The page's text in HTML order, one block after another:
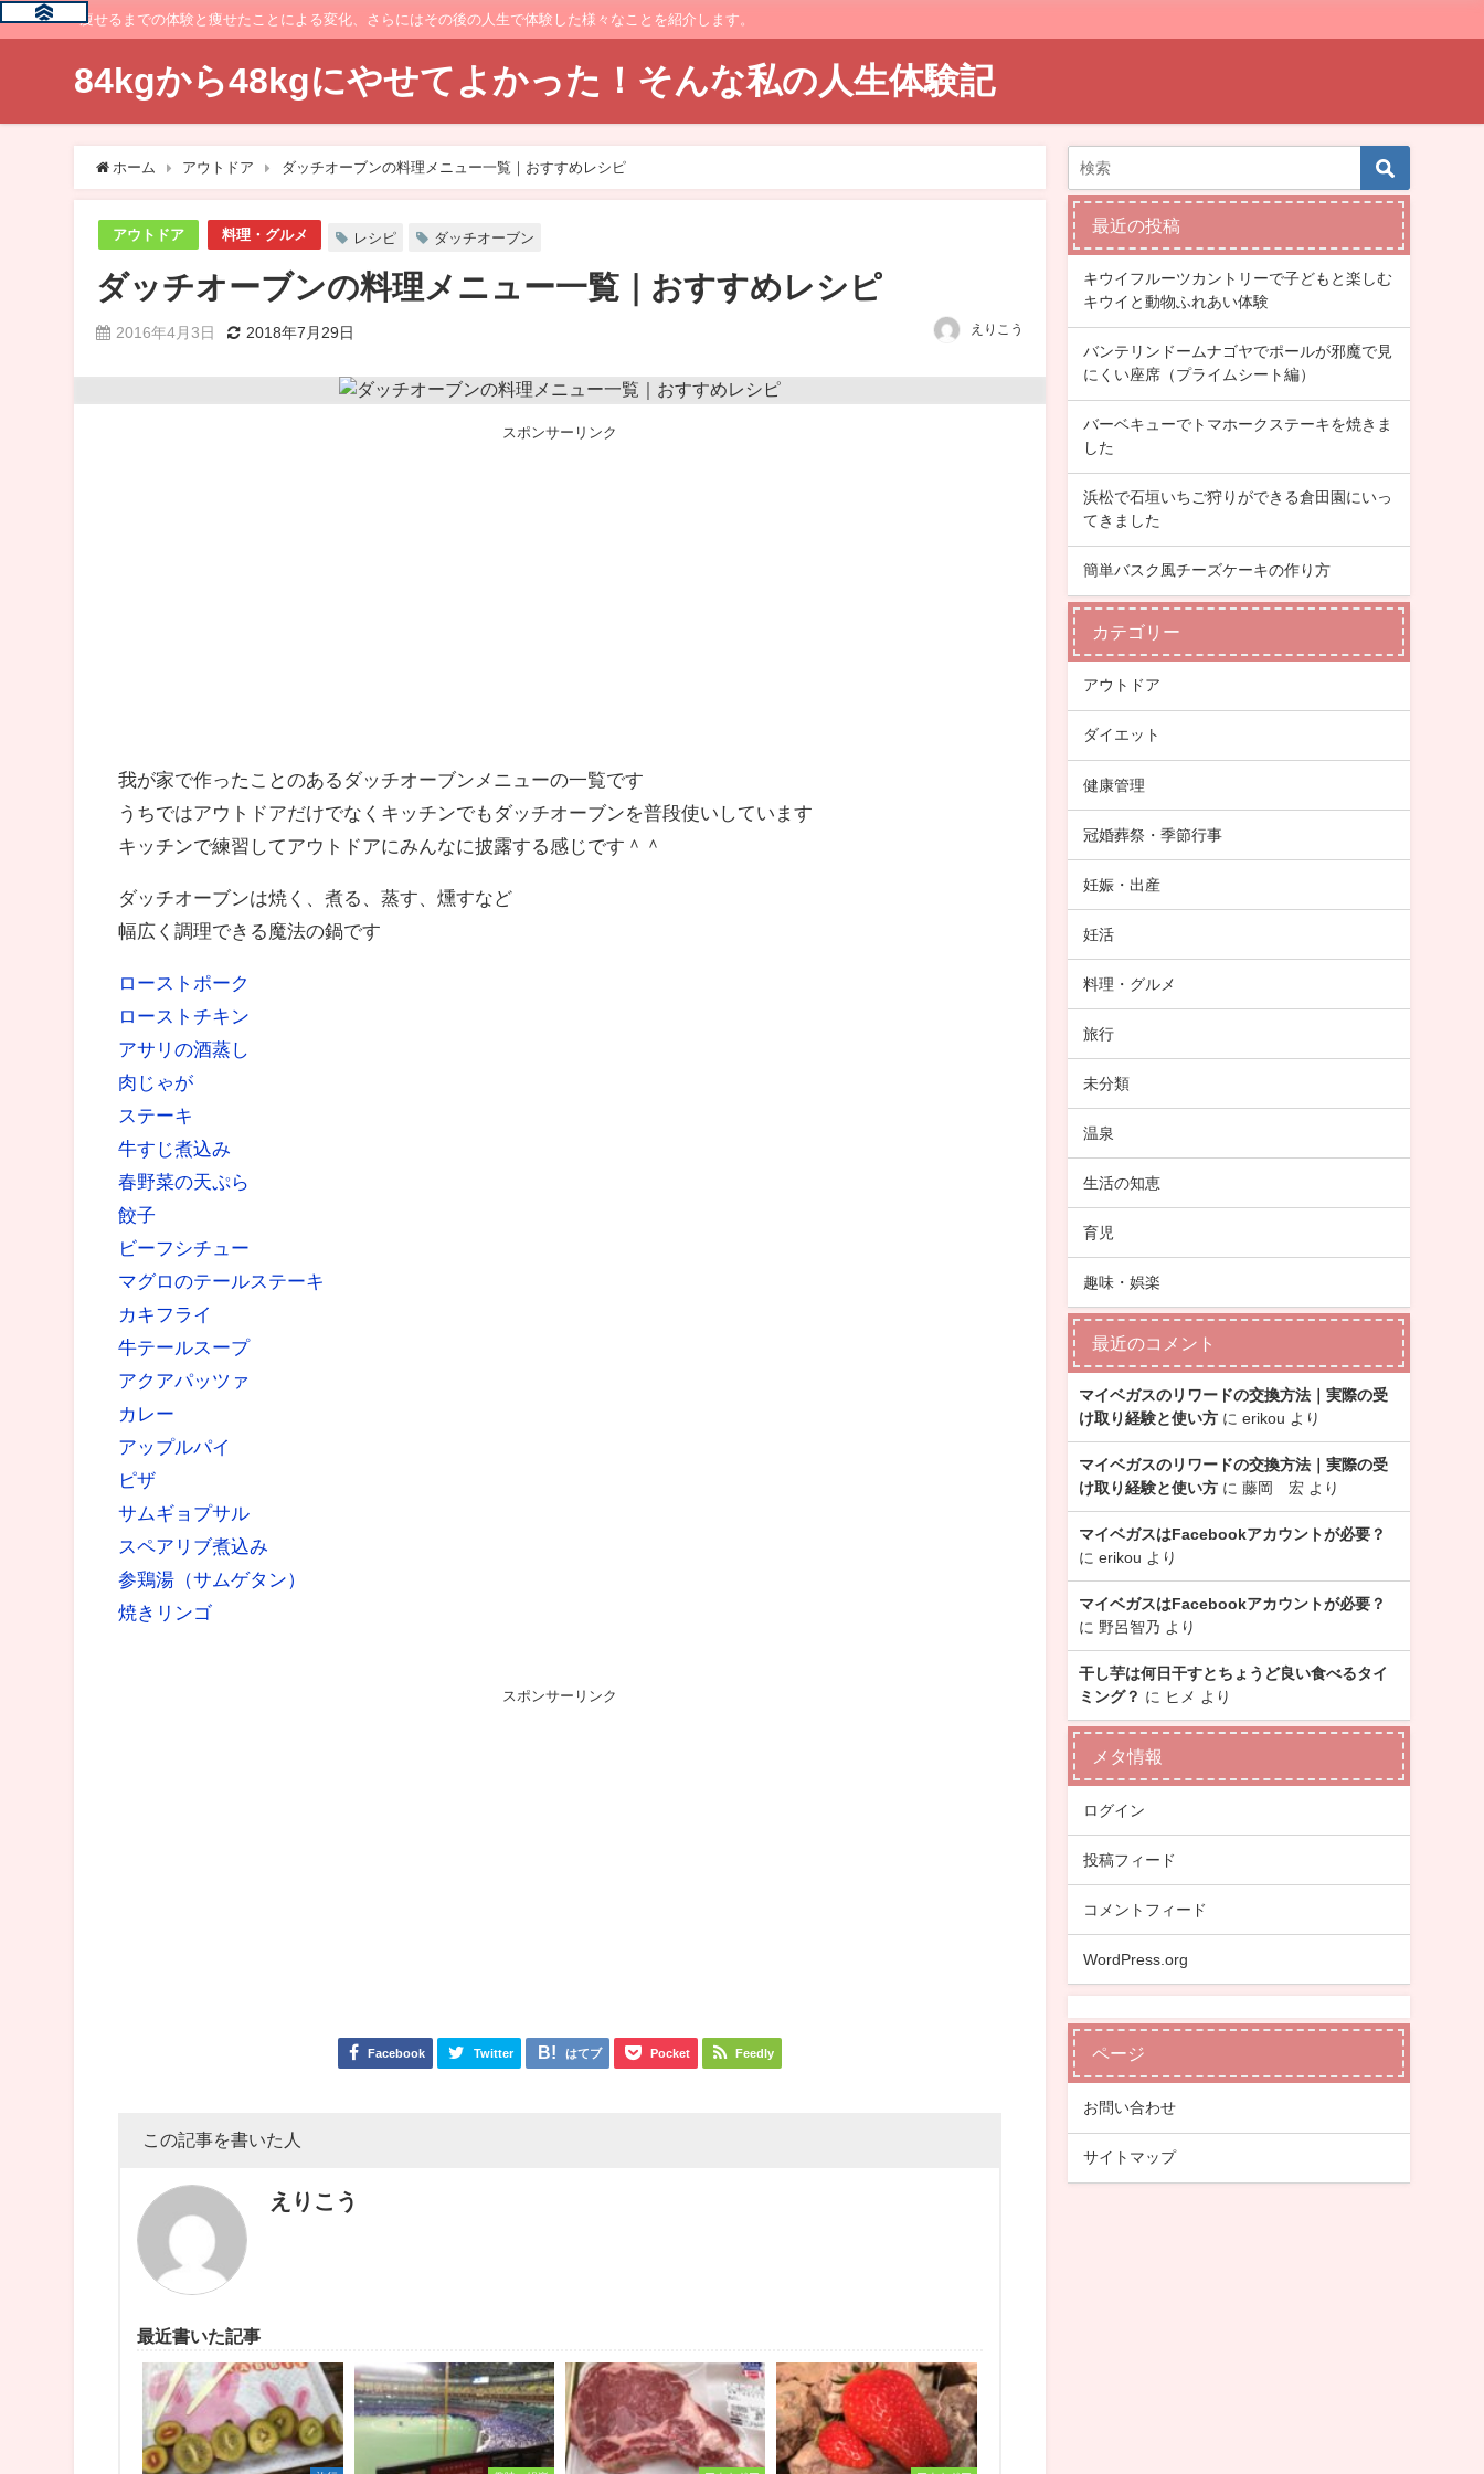
痩せるまでの体験と痩せたことによる変化、さらにはその後の人生で体験した様々なことを紹介します。
84kgから48kgにやせてよかった！そんな私の人生体験記
ホーム アウトドア ダッチオーブンの料理メニュー一覧｜おすすめレシピ
アウトドア 料理・グルメ レシピ ダッチオーブン
ダッチオーブンの料理メニュー一覧｜おすすめレシピ
2016年4月3日 2018年7月29日 えりこう
スポンサーリンク
我が家で作ったことのあるダッチオーブンメニューの一覧です
うちではアウトドアだけでなくキッチンでもダッチオーブンを普段使いしています
キッチンで練習してアウトドアにみんなに披露する感じです＾＾
ダッチオーブンは焼く、煮る、蒸す、燻すなど
幅広く調理できる魔法の鍋です
ローストポーク
ローストチキン
アサリの酒蒸し
肉じゃが
ステーキ
牛すじ煮込み
春野菜の天ぷら
餃子
ビーフシチュー
マグロのテールステーキ
カキフライ
牛テールスープ
アクアパッツァ
カレー
アップルパイ
ピザ
サムギョプサル
スペアリブ煮込み
参鶏湯（サムゲタン）
焼きリンゴ
スポンサーリンク
Facebook Twitter はてブ Pocket Feedly
この記事を書いた人
えりこう
最近書いた記事
最近の投稿
キウイフルーツカントリーで子どもと楽しむ
キウイと動物ふれあい体験
バンテリンドームナゴヤでポールが邪魔で見
にくい座席（プライムシート編）
バーベキューでトマホークステーキを焼きま
した
浜松で石垣いちご狩りができる倉田園にいっ
てきました
簡単バスク風チーズケーキの作り方
カテゴリー
アウトドア
ダイエット
健康管理
冠婚葬祭・季節行事
妊娠・出産
妊活
料理・グルメ
旅行
未分類
温泉
生活の知恵
育児
趣味・娯楽
最近のコメント
マイベガスのリワードの交換方法｜実際の受
け取り経験と使い方に erikou より
マイベガスのリワードの交換方法｜実際の受
け取り経験と使い方に 藤岡 宏より
マイベガスはFacebookアカウントが必要？
に erikou より
マイベガスはFacebookアカウントが必要？
に 野呂智乃 より
干し芋は何日干すとちょうど良い食べるタイ
ミング？ に ヒメ より
メタ情報
ログイン
投稿フィード
コメントフィード
WordPress.org
ページ
お問い合わせ
サイトマップ